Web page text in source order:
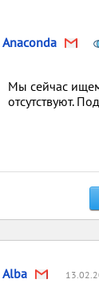
Anaconda
Мы сейчас
отсутствуют.
Alba